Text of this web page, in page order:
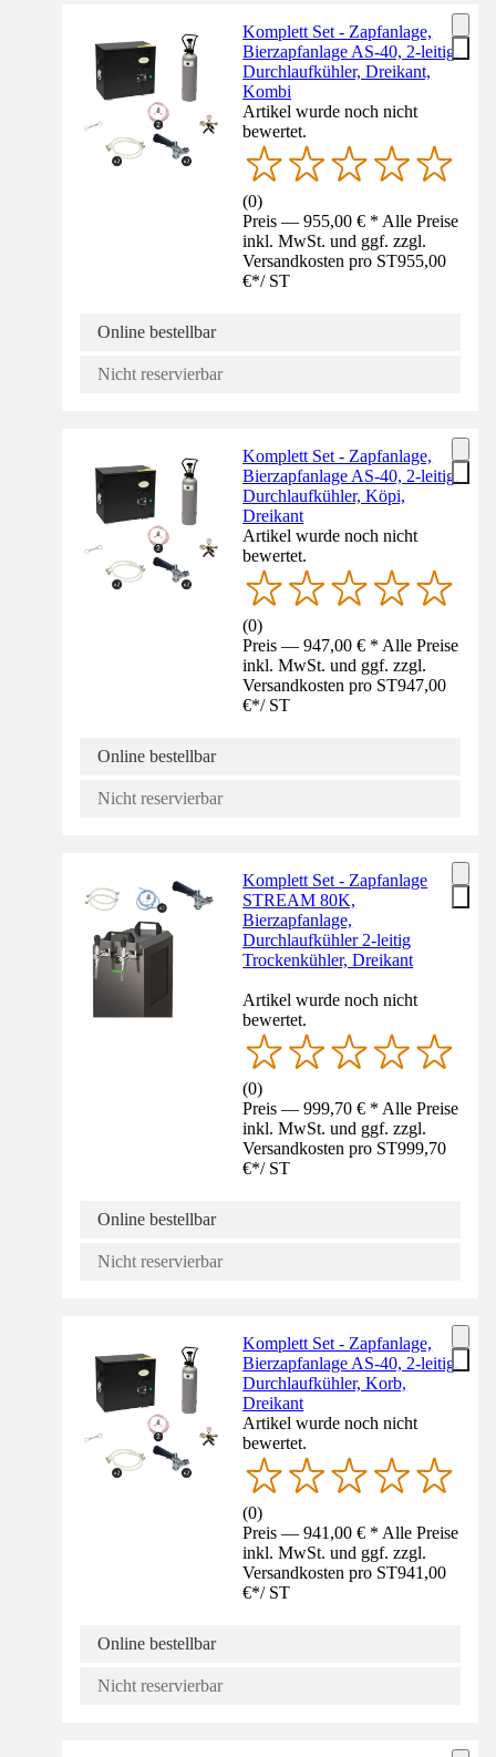
Komplett Set - Zapfanlage,
Bierzapfanlage AS-40, 2-leitig,
Durchlaufkühler, Dreikant,
Kombi
Artikel wurde noch nicht
bewertet.
(0)
Preis — 955,00 € * Alle Preise
inkl. MwSt. und ggf. zzgl.
Versandkosten pro ST955,00
€*/ ST
Online bestellbar
Nicht reservierbar
Komplett Set - Zapfanlage,
Bierzapfanlage AS-40, 2-leitig,
Durchlaufkühler, Köpi,
Dreikant
Artikel wurde noch nicht
bewertet.
(0)
Preis — 947,00 € * Alle Preise
inkl. MwSt. und ggf. zzgl.
Versandkosten pro ST947,00
€*/ ST
Online bestellbar
Nicht reservierbar
Komplett Set - Zapfanlage
STREAM 80K,
Bierzapfanlage,
Durchlaufkühler 2-leitig
Trockenkühler, Dreikant
Artikel wurde noch nicht
bewertet.
(0)
Preis — 999,70 € * Alle Preise
inkl. MwSt. und ggf. zzgl.
Versandkosten pro ST999,70
€*/ ST
Online bestellbar
Nicht reservierbar
Komplett Set - Zapfanlage,
Bierzapfanlage AS-40, 2-leitig,
Durchlaufkühler, Korb,
Dreikant
Artikel wurde noch nicht
bewertet.
(0)
Preis — 941,00 € * Alle Preise
inkl. MwSt. und ggf. zzgl.
Versandkosten pro ST941,00
€*/ ST
Online bestellbar
Nicht reservierbar